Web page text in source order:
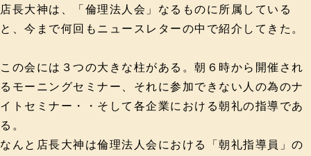
店長大神は、「倫理法人会」なるものに所属している
と、今まで何回もニュースレターの中で紹介してきた。
この会には３つの大きな柱がある。朝６時から開催され
るモーニングセミナー、それに参加できない人の為のナ
イトセミナー・・そして各企業における朝礼の指導であ
る。
なんと店長大神は倫理法人会における「朝礼指導員」の